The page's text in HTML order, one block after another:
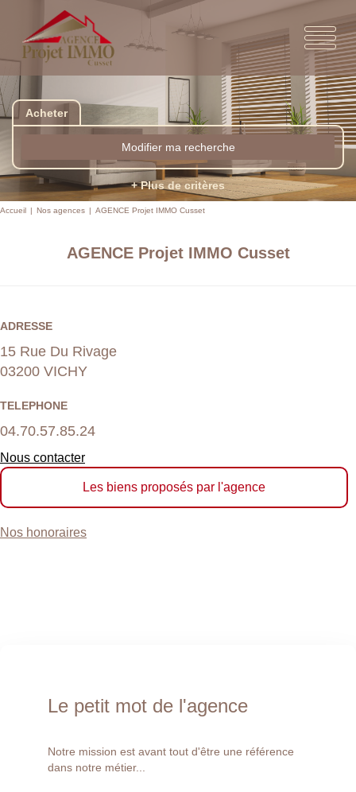
Acheter
Modifier ma recherche
+ Plus de critères
Accueil Nos agences AGENCE Projet IMMO Cusset
AGENCE Projet IMMO Cusset
ADRESSE
15 Rue Du Rivage
03200 VICHY
TELEPHONE
04.70.57.85.24
Nous contacter
Les biens proposés par l'agence
Nos honoraires
Le petit mot de l'agence
Notre mission est avant tout d'être une référence
dans notre métier...